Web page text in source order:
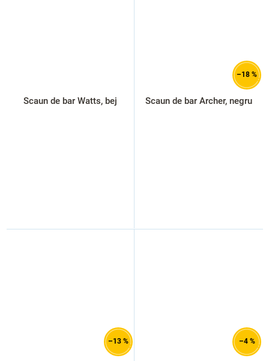
Scaun de bar Watts, bej
–18 %
Scaun de bar Archer, negru
–13 % –4 %